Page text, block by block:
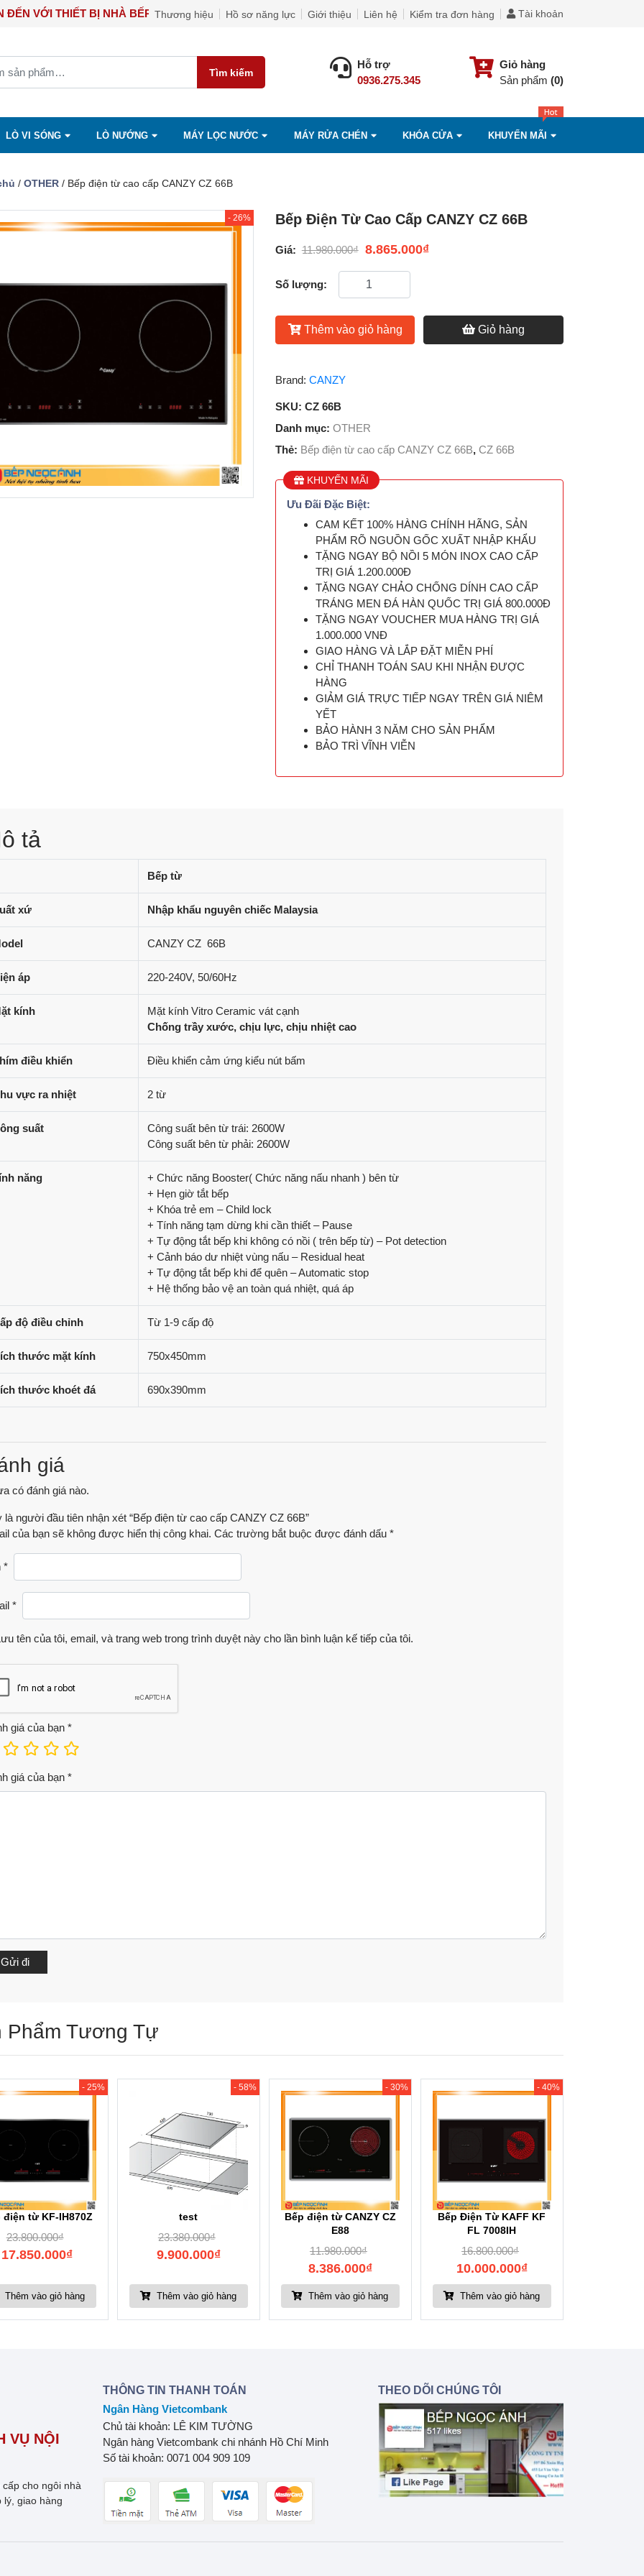
BẠN ĐẾN VỚI THIẾT BỊ NHÀ BẾP CAO CẤP NGỌC ÁNH
Thương hiệu Hồ sơ năng lực Giới thiệu Liên hệ Kiểm tra đơn hàng Tài khoản
Tìm kiếm
Hỗ trợ
0936.275.345
Giỏ hàng
Sản phẩm (0)
LÒ VI SÓNG LÒ NƯỚNG MÁY LỌC NƯỚC MÁY RỬA CHÉN KHÓA CỬA KHUYẾN MÃI
/ OTHER/ Bếp điện từ cao cấp CANZY CZ 66B
- 26% Bếp Điện Từ Cao Cấp CANZY CZ 66B
Giá: 11.980.000₫ 8.865.000₫
Số lượng:
Thêm vào giỏ hàng Giỏ hàng
Brand: CANZY
SKU: CZ 66B
Danh mục: OTHER
Thẻ: Bếp điện từ cao cấp CANZY CZ 66B, CZ 66B
KHUYẾN MÃI
Ưu Đãi Đặc Biệt:
CAM KẾT 100% HÀNG CHÍNH HÃNG, SẢN
PHẨM RÕ NGUỒN GỐC XUẤT NHẬP KHẨU
TẶNG NGAY BỘ NỒI 5 MÓN INOX CAO CẤP
TRỊ GIÁ 1.200.000Đ
TẶNG NGAY CHẢO CHỐNG DÍNH CAO CẤP
TRÁNG MEN ĐÁ HÀN QUỐC TRỊ GIÁ 800.000Đ
TẶNG NGAY VOUCHER MUA HÀNG TRỊ GIÁ
1.000.000 VNĐ
GIAO HÀNG VÀ LẮP ĐẶT MIỄN PHÍ
CHỈ THANH TOÁN SAU KHI NHẬN ĐƯỢC
HÀNG
GIẢM GIÁ TRỰC TIẾP NGAY TRÊN GIÁ NIÊM
YẾT
BẢO HÀNH 3 NĂM CHO SẢN PHẨM
BẢO TRÌ VĨNH VIỄN
tả
Bếp từ
xứ Nhập khẩu nguyên chiếc Malaysia
CANZY CZ 66B
áp 220-240V, 50/60Hz
kính
Mặt kính Vitro Ceramic vát cạnh
Chống trầy xước, chịu lực, chịu nhiệt cao
điều khiển Điều khiển cảm ứng kiểu nút bấm
vực ra nhiệt 2 từ
suất
Công suất bên từ trái: 2600W
Công suất bên từ phải: 2600W
năng
+ Chức năng Booster( Chức năng nấu nhanh ) bên từ
+ Hẹn giờ tắt bếp
+ Khóa trẻ em – Child lock
+ Tính năng tạm dừng khi cần thiết – Pause
+ Tự động tắt bếp khi không có nồi ( trên bếp từ) – Pot detection
+ Cảnh báo dư nhiệt vùng nấu – Residual heat
+ Tự động tắt bếp khi để quên – Automatic stop
+ Hệ thống bảo vệ an toàn quá nhiệt, quá áp
độ điều chỉnh Từ 1-9 cấp độ
thước mặt kính 750x450mm
thước khoét đá 690x390mm
giá
có đánh giá nào.
là người đầu tiên nhận xét “Bếp điện từ cao cấp CANZY CZ 66B”
của bạn sẽ không được hiển thị công khai. Các trường bắt buộc được đánh dấu *
*
*
tên của tôi, email, và trang web trong trình duyệt này cho lần bình luận kế tiếp của tôi.
giá của bạn *
giá của bạn *
Phẩm Tương Tự
- 25%
điện từ KF-IH870Z
23.800.000₫
17.850.000₫
Thêm vào giỏ hàng
- 58%
test
23.380.000₫
9.900.000₫
Thêm vào giỏ hàng
- 30%
Bếp điện từ CANZY CZ
E88
11.980.000₫
8.386.000₫
Thêm vào giỏ hàng
- 40%
Bếp Điện Từ KAFF KF
FL 7008IH
16.800.000₫
10.000.000₫
Thêm vào giỏ hàng
VỤ NỘI
cho ngôi nhà
lý, giao hàng
THÔNG TIN THANH TOÁN
Ngân Hàng Vietcombank
Chủ tài khoản: LÊ KIM TƯỜNG
Ngân hàng Vietcombank chi nhánh Hồ Chí Minh
Số tài khoản: 0071 004 909 109
THEO DÕI CHÚNG TÔI